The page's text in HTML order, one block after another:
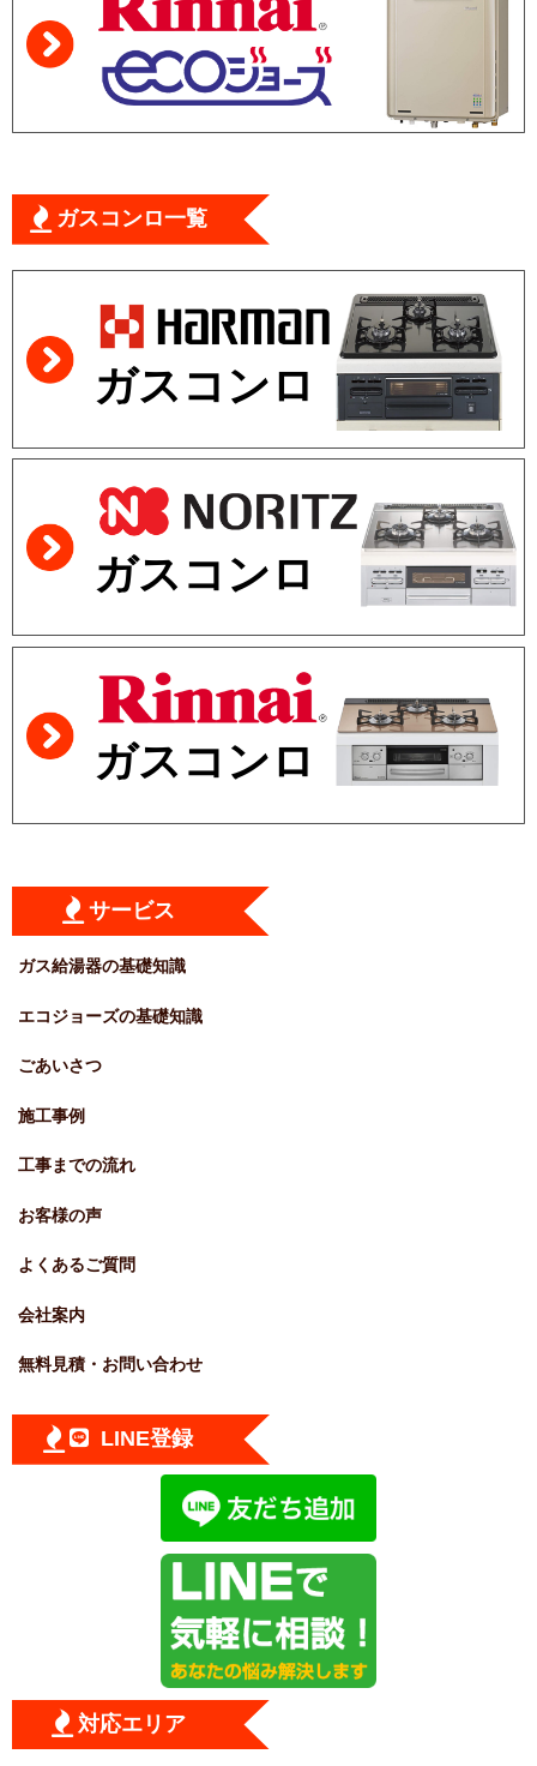
ガスコンロ一覧
ガスコンロ
ガスコンロ
ガスコンロ
サービス
ガス給湯器の基礎知識
エコジョーズの基礎知識
ごあいさつ
施工事例
工事までの流れ
お客様の声
よくあるご質問
会社案内
無料見積・お問い合わせ
LINE登録
対応エリア